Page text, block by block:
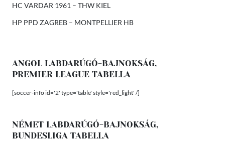
HC VARDAR 1961 – THW KIEL
HP PPD ZAGREB – MONTPELLIER HB
ANGOL LABDARÚGÓ-BAJNOKSÁG,
PREMIER LEAGUE TABELLA
[soccer-info id='2' type='table' style='red_light' /]
NÉMET LABDARÚGÓ-BAJNOKSÁG,
BUNDESLIGA TABELLA